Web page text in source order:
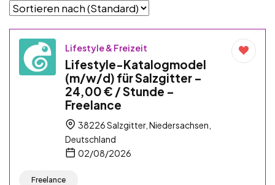
Lifestyle & Freizeit
Lifestyle-Katalogmodel
(m/w/d) für Salzgitter –
24,00 € / Stunde –
Freelance
38226 Salzgitter, Niedersachsen,
Deutschland
02/08/2026
Freelance